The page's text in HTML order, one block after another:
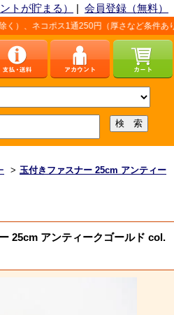
トが貯まる） | 会員登録（無料）
通250円（厚さなど条件あり）。詳しくは
> 玉付きファスナー 25cm アンティー
25cm アンティークゴールド col.